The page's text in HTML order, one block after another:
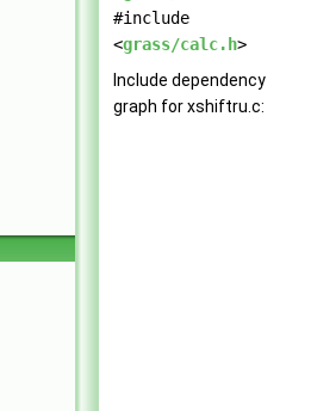
#include
<grass/calc.h>
Include dependency
graph for xshiftru.c: